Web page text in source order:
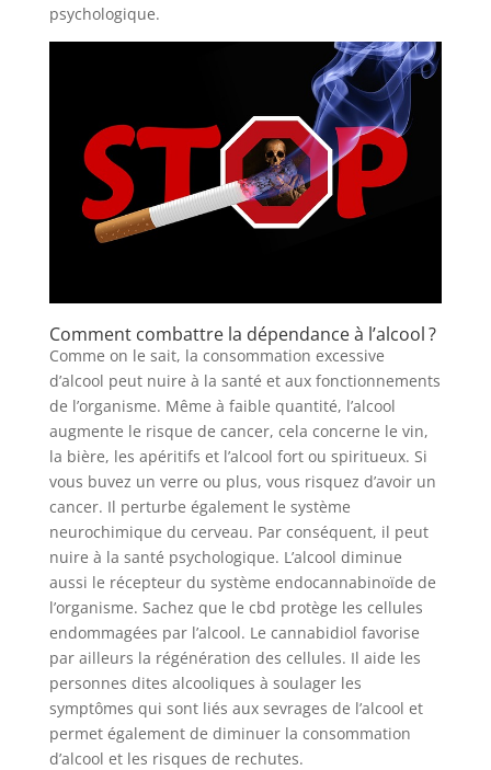
psychologique.
Comment combattre la dépendance à l’alcool ?
Comme on le sait, la consommation excessive
d’alcool peut nuire à la santé et aux fonctionnements
de l’organisme. Même à faible quantité, l’alcool
augmente le risque de cancer, cela concerne le vin,
la bière, les apéritifs et l’alcool fort ou spiritueux. Si
vous buvez un verre ou plus, vous risquez d’avoir un
cancer. Il perturbe également le système
neurochimique du cerveau. Par conséquent, il peut
nuire à la santé psychologique. L’alcool diminue
aussi le récepteur du système endocannabinoïde de
l’organisme. Sachez que le cbd protège les cellules
endommagées par l’alcool. Le cannabidiol favorise
par ailleurs la régénération des cellules. Il aide les
personnes dites alcooliques à soulager les
symptômes qui sont liés aux sevrages de l’alcool et
permet également de diminuer la consommation
d’alcool et les risques de rechutes.